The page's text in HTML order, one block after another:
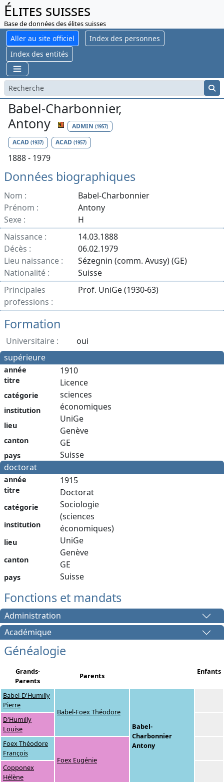
Élites suisses
Base de données des élites suisses
Aller au site officiel
Index des personnes
Index des entités
Babel-Charbonnier,
Antony
ADMIN (1957)
ACAD (1937) ACAD(1957)
1888 - 1979
Données biographiques
Nom :
Babel-Charbonnier
Prénom :
Antony
Sexe :
H
Naissance :
14.03.1888
Décès :
06.02.1979
Lieu naissance :
Sézegnin (comm. Avusy) (GE)
Nationalité :
Suisse
Principales
professions :
Prof. UniGe (1930-63)
Formation
Universitaire :
oui
supérieure
année
titre
catégorie
institution
lieu
canton
pays
1910
Licence
sciences
économiques
UniGe
Genève
GE
Suisse
doctorat
année
titre
catégorie
institution
lieu
canton
pays
1915
Doctorat
Sociologie
(sciences
économiques)
UniGe
Genève
GE
Suisse
Fonctions et mandats
Administration
Académique
Généalogie
Grands-
Parents
Parents Enfants
Babel-D'Humilly
Pierre
Babel-Foex Théodore
Babel-
Charbonnier
Antony
D'Humilly
Louise
Foex Théodore
François
Foex Eugénie
Copponex
Hélène